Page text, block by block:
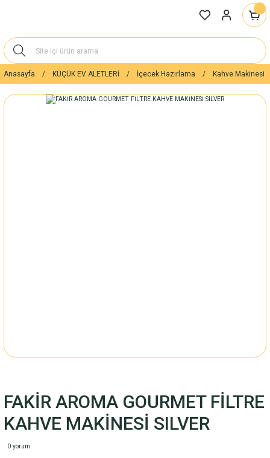
Anasayfa KÜÇÜK EV ALETLERİ İçecek Hazırlama Kahve Makinesi
FAKİR AROMA GOURMET FİLTRE
KAHVE MAKİNESİ SILVER
0 yorum